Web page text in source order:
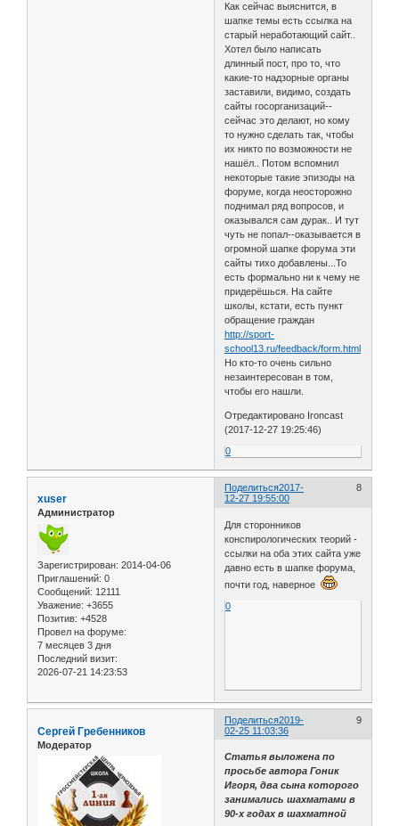
Как сейчас выяснится, в
шапке темы есть ссылка на
старый неработающий сайт..
Хотел было написать
длинный пост, про то, что
какие-то надзорные органы
заставили, видимо, создать
сайты госорганизаций--
сейчас это делают, но кому
то нужно сделать так, чтобы
их никто по возможности не
нашёл.. Потом вспомнил
некоторые такие эпизоды на
форуме, когда неосторожно
поднимал ряд вопросов, и
оказывался сам дурак.. И тут
чуть не попал--оказывается в
огромной шапке форума эти
сайты тихо добавлены...То
есть формально ни к чему не
придерёшься. На сайте
школы, кстати, есть пункт
обращение граждан
http://sport-
school13.ru/feedback/form.html
Но кто-то очень сильно
незаинтересован в том,
чтобы его нашли.
Отредактировано Ironcast
(2017-12-27 19:25:46)
0
Поделиться 8
2017-
12-27 19:55:00
xuser
Администратор
Зарегистрирован: 2014-04-06
Приглашений: 0
Сообщений: 12111
Уважение: +3655
Позитив: +4528
Провел на форуме:
7 месяцев 3 дня
Последний визит:
2026-07-21 14:23:53
Для сторонников
конспирологических теорий -
ссылки на оба этих сайта уже
давно есть в шапке форума,
почти год, наверное
0
Поделиться 9
2019-
02-25 11:03:36
Сергей Гребенников
Модератор
Статья выложена по
просьбе автора Гоник
Игоря, два сына которого
занимались шахматами в
90-х годах в шахматной